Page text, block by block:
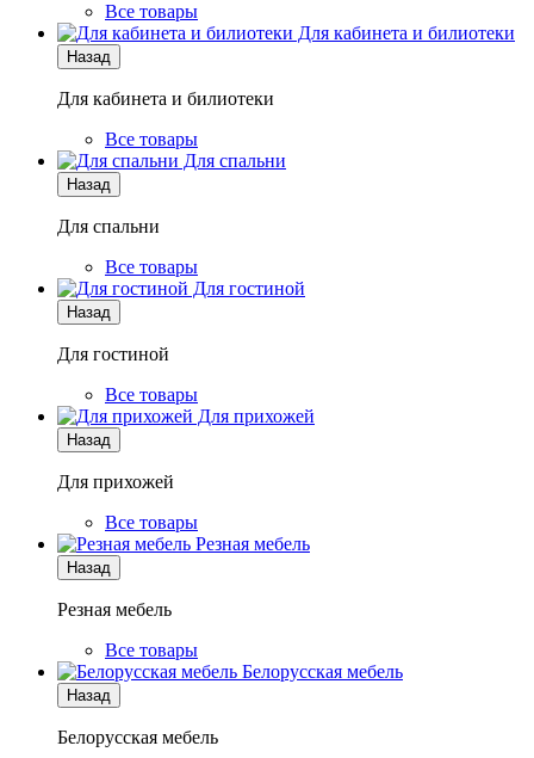
Все товары
Для кабинета и билиотеки
Назад
Для кабинета и билиотеки
Все товары
Для спальни
Назад
Для спальни
Все товары
Для гостиной
Назад
Для гостиной
Все товары
Для прихожей
Назад
Для прихожей
Все товары
Резная мебель
Назад
Резная мебель
Все товары
Белорусская мебель
Назад
Белорусская мебель